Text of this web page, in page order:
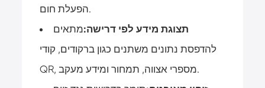
הפעלת חום.
תצוגת מידע לפי דרישה:מתאים
להדפסת נתונים משתנים כגון ברקודים, קודי
QR, מספרי אצווה, תמחור ומידע מעקב.